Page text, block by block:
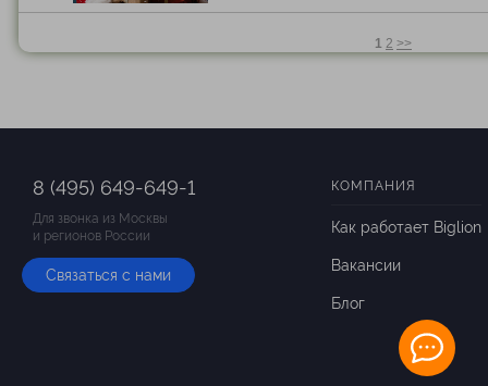
1 2 >>
8 (495) 649-649-1
Для звонка из Москвы
и регионов России
Связаться с нами
КОМПАНИЯ
Как работает Biglion
Вакансии
Блог